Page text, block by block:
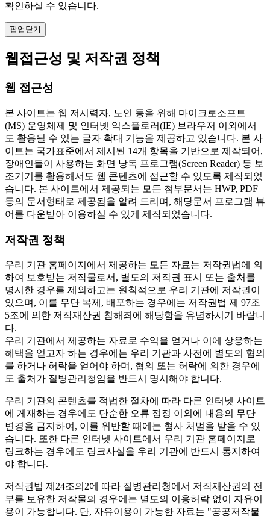
확인하실 수 있습니다.
팝업닫기
웹접근성 및 저작권 정책
웹 접근성
본 사이트는 웹 저시력자, 노인 등을 위해 마이크로소프트
(MS) 운영체제 및 인터넷 익스플로러(IE) 브라우저 이외에서
도 활용될 수 있는 글자 확대 기능을 제공하고 있습니다. 본 사
이트는 국가표준에서 제시된 14개 항목을 기반으로 제작되어,
장애인들이 사용하는 화면 낭독 프로그램(Screen Reader) 등 보
조기기를 활용해서도 웹 콘텐츠에 접근할 수 있도록 제작되었
습니다. 본 사이트에서 제공되는 모든 첨부문서는 HWP, PDF
등의 문서형태로 제공됨을 알려 드리며, 해당문서 프로그램 뷰
어를 다운받아 이용하실 수 있게 제작되었습니다.
저작권 정책
우리 기관 홈페이지에서 제공하는 모든 자료는 저작권법에 의
하여 보호받는 저작물로서, 별도의 저작권 표시 또는 출처를
명시한 경우를 제외하고는 원칙적으로 우리 기관에 저작권이
있으며, 이를 무단 복제, 배포하는 경우에는 저작권법 제 97조
5조에 의한 저작재산권 침해죄에 해당함을 유념하시기 바랍니
다.
우리 기관에서 제공하는 자료로 수익을 얻거나 이에 상응하는
혜택을 얻고자 하는 경우에는 우리 기관과 사전에 별도의 협의
를 하거나 허락을 얻어야 하며, 협의 또는 허락에 의한 경우에
도 출처가 질병관리청임을 반드시 명시해야 합니다.
우리 기관의 콘텐츠를 적법한 절차에 따라 다른 인터넷 사이트
에 게재하는 경우에도 단순한 오류 정정 이외에 내용의 무단
변경을 금지하여, 이를 위반할 때에는 형사 처벌을 받을 수 있
습니다. 또한 다른 인터넷 사이트에서 우리 기관 홈페이지로
링크하는 경우에도 링크사실을 우리 기관에 반드시 통지하여
야 합니다.
저작권법 제24조의2에 따라 질병관리청에서 저작재산권의 전
부를 보유한 저작물의 경우에는 별도의 이용허락 없이 자유이
용이 가능합니다. 단, 자유이용이 가능한 자료는 "공공저작물